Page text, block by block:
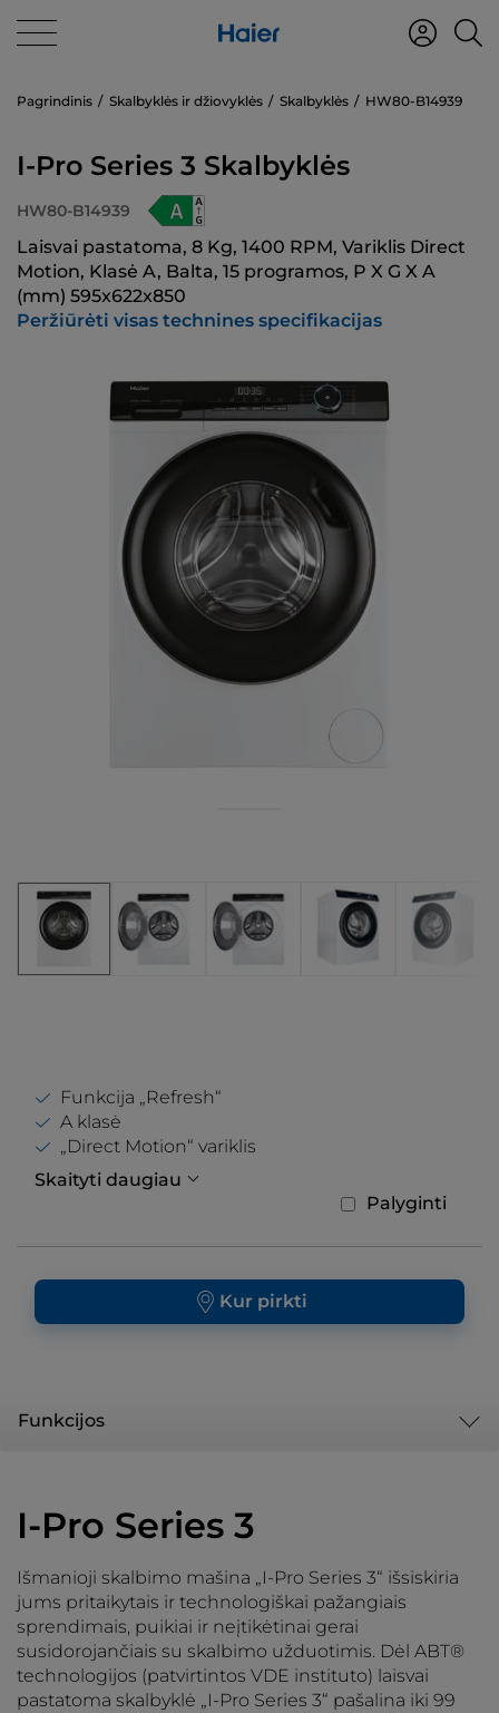
Pagrindinis Skalbyklės ir džiovyklės Skalbyklės HW80-B14939
I-Pro Series 3 Skalbyklės
HW80-B14939
Laisvai pastatoma, 8 Kg, 1400 RPM, Variklis Direct
Motion, Klasė A, Balta, 15 programos, P X G X A
(mm) 595x622x850
Peržiūrėti visas technines specifikacijas
Funkcija „Refresh“
A klasė
„Direct Motion“ variklis
Skaityti daugiau
Palyginti
Kur pirkti
Funkcijos
I-Pro Series 3
Išmanioji skalbimo mašina „I-Pro Series 3“ išsiskiria
jums pritaikytais ir technologiškai pažangiais
sprendimais, puikiai ir neįtikėtinai gerai
susidorojančiais su skalbimo užduotimis. Dėl ABT®
technologijos (patvirtintos VDE instituto) laisvai
pastatoma skalbyklė „I-Pro Series 3“ pašalina iki 99